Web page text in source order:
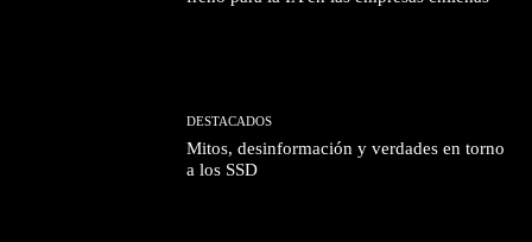
DESTACADOS
Mitos, desinformación y verdades en torno
a los SSD